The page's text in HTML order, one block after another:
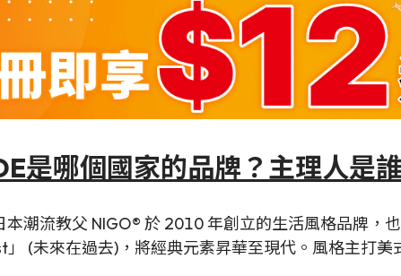
是哪個國家的品牌？主理人是
本潮流教父 NIGO® 於 2010 年創立的生活風格品牌，
」 (未來在過去)，將經典元素昇華至現代。風格主打